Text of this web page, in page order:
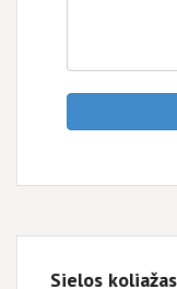
Sielos koliažas